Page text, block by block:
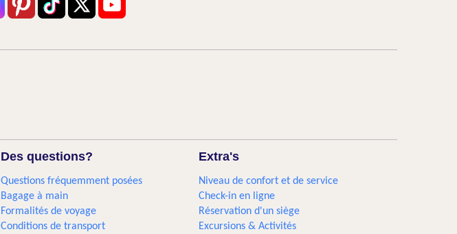
Des questions?
Questions fréquemment posées
Bagage à main
Formalités de voyage
Conditions de transport
Extra's
Niveau de confort et de service
Check-in en ligne
Réservation d'un siège
Excursions & Activités​